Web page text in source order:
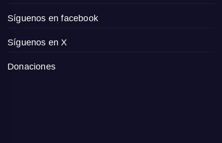
Síguenos en facebook
Síguenos en X
Donaciones